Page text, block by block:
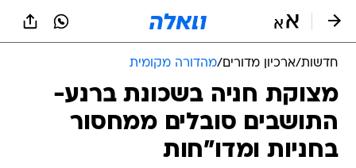
חדשות/ארכיון מדורים/מהדורה מקומית
מצוקת חניה בשכונת ברנע-
התושבים סובלים ממחסור
בחניות ומדו"חות